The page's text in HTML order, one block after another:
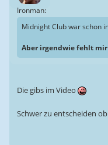
Ironman:
Midnight Club war schon
Aber irgendwie fehlt
Die gibs im Video
Schwer zu entscheiden